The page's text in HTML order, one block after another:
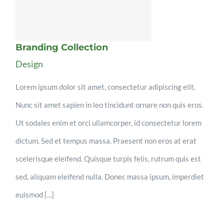
Branding Collection
Design
Lorem ipsum dolor sit amet, consectetur adipiscing elit.
Nunc sit amet sapien in leo tincidunt ornare non quis eros.
Ut sodales enim et orci ullamcorper, id consectetur lorem
dictum. Sed et tempus massa. Praesent non eros at erat
scelerisque eleifend. Quisque turpis felis, rutrum quis est
sed, aliquam eleifend nulla. Donec massa ipsum, imperdiet
euismod [...]